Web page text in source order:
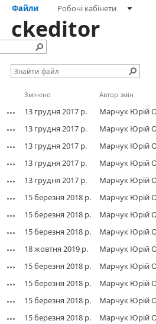
Файли Робочі кабінети
ckeditor
Змінено Автор змін
13 грудня 2017 р.
Марчук Юрій
13 грудня 2017 р.
Марчук Юрій
13 грудня 2017 р.
Марчук Юрій
13 грудня 2017 р.
Марчук Юрій
13 грудня 2017 р.
Марчук Юрій
15 березня 2018 р.
Марчук Юрій
15 березня 2018 р.
Марчук Юрій
15 березня 2018 р.
Марчук Юрій
18 жовтня 2019 р.
Марчук Юрій
15 березня 2018 р.
Марчук Юрій
15 березня 2018 р.
Марчук Юрій
15 березня 2018 р.
Марчук Юрій
15 березня 2018 р. Марчук Юрій